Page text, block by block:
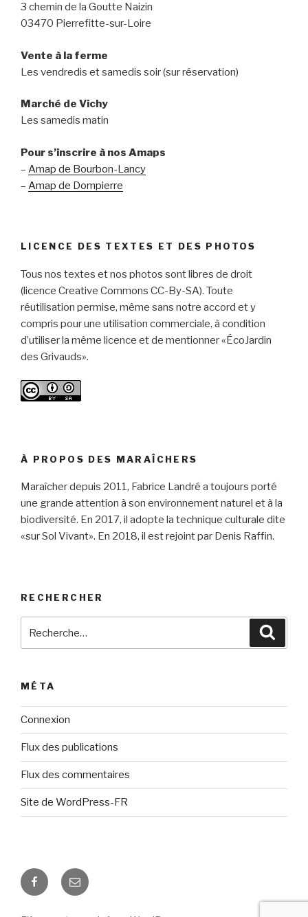
3 chemin de la Goutte Naizin
03470 Pierrefitte-sur-Loire
Vente à la ferme
Les vendredis et samedis soir (sur réservation)
Marché de Vichy
Les samedis matin
Pour s’inscrire à nos Amaps
– Amap de Bourbon-Lancy
– Amap de Dompierre
LICENCE DES TEXTES ET DES PHOTOS
Tous nos textes et nos photos sont libres de droit
(licence Creative Commons CC-By-SA). Toute
réutilisation permise, même sans notre accord et y
compris pour une utilisation commerciale, à condition
d’utiliser la même licence et de mentionner «ÉcoJardin
des Grivauds».
À PROPOS DES MARAÎCHERS
Maraîcher depuis 2011, Fabrice Landré a toujours porté
une grande attention à son environnement naturel et à la
biodiversité. En 2017, il adopte la technique culturale dite
«sur Sol Vivant». En 2018, il est rejoint par Denis Raffin.
RECHERCHER
pour
MÉTA
Connexion
Flux des publications
Flux des commentaires
Site de WordPress-FR
Notre
page
Contactez
nous